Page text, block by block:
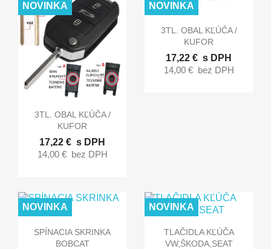
 Rýchly náhľad
3TL. OBAL KĽÚČA /
KUFOR
17,22 € s DPH
14,00 € bez DPH
NOVINKA
 Rýchly náhľad
3TL. OBAL KĽÚČA /
KUFOR
17,22 € s DPH
14,00 € bez DPH
NOVINKA
 Rýchly náhľad
SPÍNACIA SKRINKA
BOBCAT
NOVINKA
 Rýchly náhľad
TLAČIDLA KĽÚČA
VW,ŠKODA,SEAT
NOVINKA